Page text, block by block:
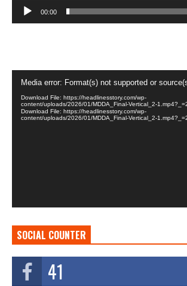
00:00
Player
Media error: Format(s) not supported or
Download File: https://headlinesstory.com/wp-
content/uploads/2026/01/MDDA_Final-Vertical_2-
Download File: https://headlinesstory.com/wp-
content/uploads/2026/01/MDDA_Final-Vertical_2-
SOCIAL COUNTER
41